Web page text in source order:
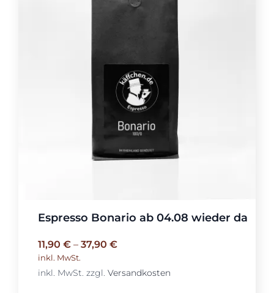
Espresso Bonario ab 04.08 wieder da
11,90 €– 37,90 €
inkl. MwSt.
inkl. MwSt. zzgl. Versandkosten